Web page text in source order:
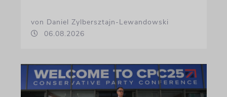
von Daniel Zylbersztajn-Lewandowski
06.08.2026